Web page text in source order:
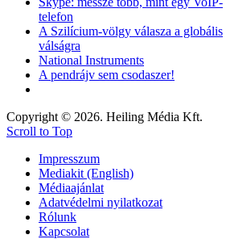
telefon
A Szilícium-völgy válasza a globális
válságra
National Instruments
A pendrájv sem csodaszer!
Copyright © 2026. Heiling Média Kft.
Scroll to Top
Impresszum
Mediakit (English)
Médiaajánlat
Adatvédelmi nyilatkozat
Rólunk
Kapcsolat